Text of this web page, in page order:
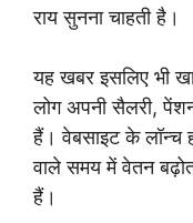
राय सुनना चाहती है।
यह खबर इसलिए भी
लोग अपनी सैलरी,
हैं। वेबसाइट के लॉन्च
वाले समय में वेतन
हैं।